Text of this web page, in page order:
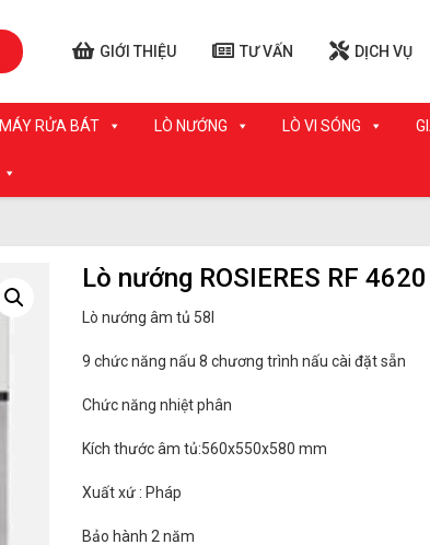
GIỚI THIỆU TƯ VẤN DỊCH VỤ
MÁY RỬA BÁT LÒ NƯỚNG LÒ VI SÓNG
Lò nướng ROSIERES RF
Lò nướng âm tủ 58l
9 chức năng nấu 8 chương trình nấu cài đặt sẵn
Chức năng nhiệt phân
Kích thước âm tủ:560x550x580 mm
Xuất xứ : Pháp
Bảo hành 2 năm